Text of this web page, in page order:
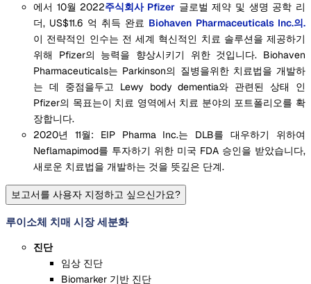
에서 10월 2022주식회사 Pfizer 글로벌 제약 및 생명 공학 리
더, US$11.6 억 취득 완료 Biohaven Pharmaceuticals Inc.의.
이 전략적인 인수는 전 세계 혁신적인 치료 솔루션을 제공하기
위해 Pfizer의 능력을 향상시키기 위한 것입니다. Biohaven
Pharmaceuticals는 Parkinson의 질병을위한 치료법을 개발하
는 데 중점을두고 Lewy body dementia와 관련된 상태 인
Pfizer의 목표는이 치료 영역에서 치료 분야의 포트폴리오를 확
장합니다.
2020년 11월: EIP Pharma Inc.는 DLB를 대우하기 위하여
Neflamapimod를 투자하기 위한 미국 FDA 승인을 받았습니다,
새로운 치료법을 개발하는 것을 뜻깊은 단계.
보고서를 사용자 지정하고 싶으신가요?
루이소체 치매 시장 세분화
진단
임상 진단
Biomarker 기반 진단